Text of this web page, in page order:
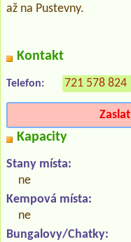
až na Pustevny.
Kontakt
Telefon: 721 578 824
Kapacity
Stany místa:
ne
Kempová místa:
ne
Bungalovy/Chatky: